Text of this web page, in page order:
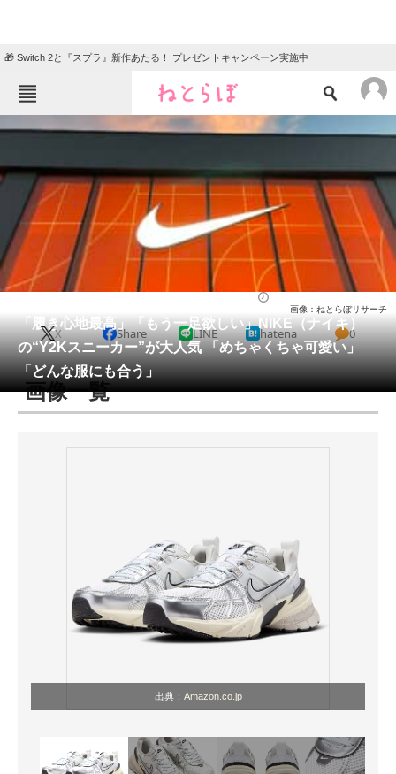
🎁 Switch 2と『スプラ』新作あたる！ プレゼントキャンペーン実施中
エンタメ クイズ
グルメ 地域
住まい 教育・育児
動物 リサーチ
会員記事
メディア
注目記事を集めた総合ページ
好きが集まる 比べて選べる
ビジネスと働き方のヒント
AI活用のいまが分かる
経営リーダーのコミュニティ
マーケ×ITの今がよく分かる
「履き心地最高」「もう一足欲しい」NIKE（ナイキ）
の“Y2Kスニーカー”が大人気 「めちゃくちゃ可愛い」
「どんな服にも合う」
画像：ねとらぼリサーチ
X Share LINE hatena 0
画像一覧
出典： Amazon.co.jp